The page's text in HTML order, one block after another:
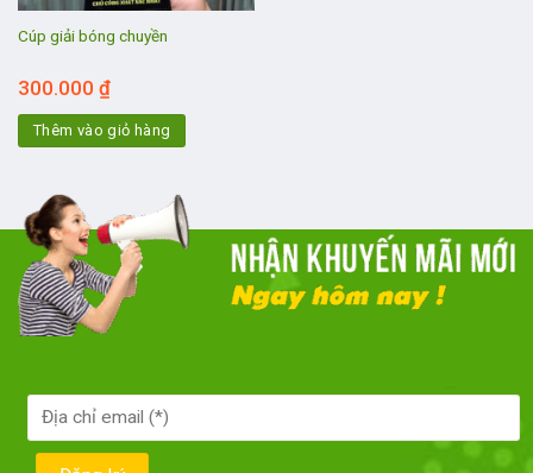
Cúp giải bóng chuyền
300.000 ₫
Thêm vào giỏ hàng